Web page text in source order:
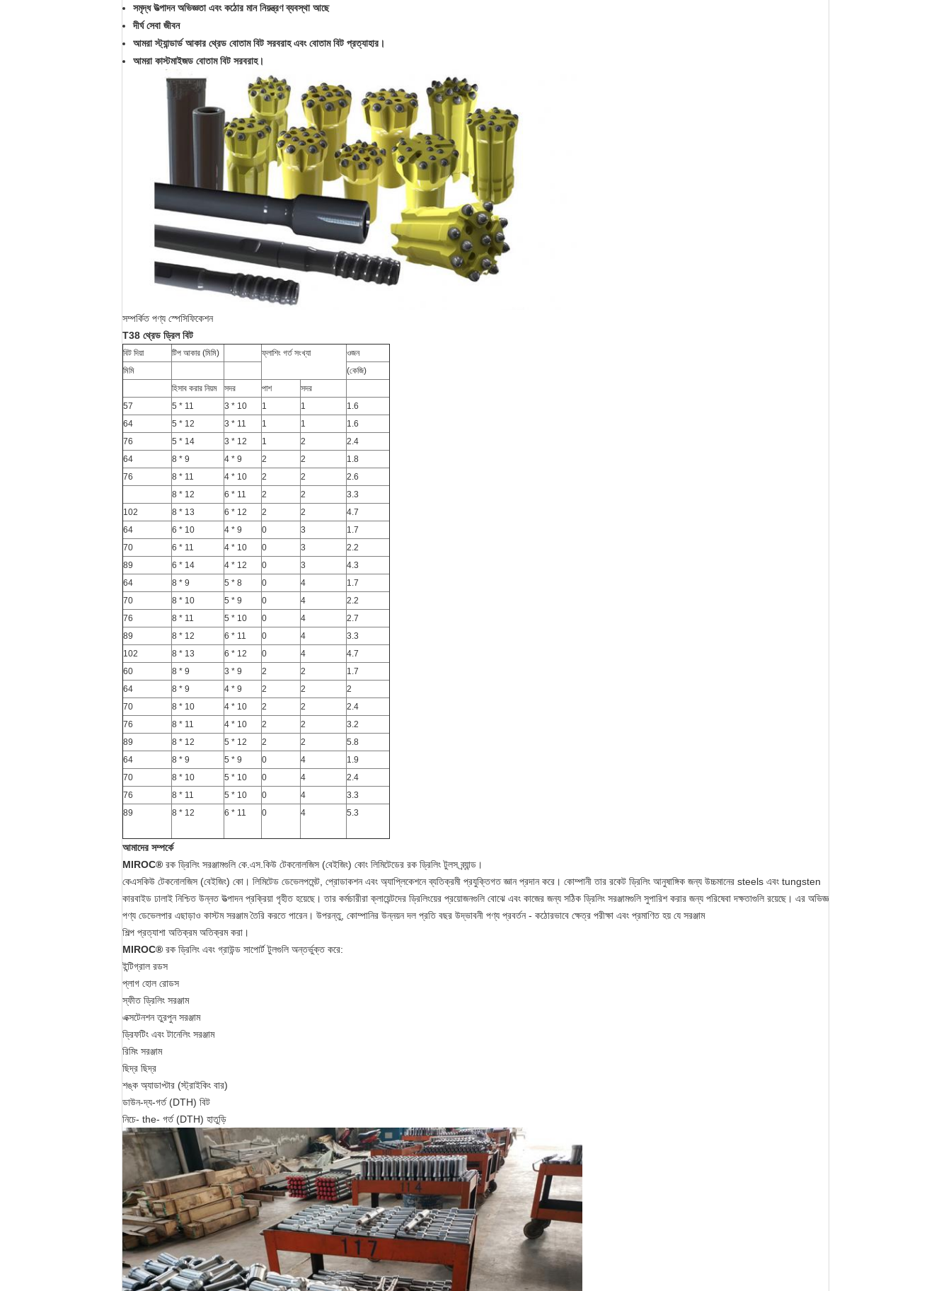
সমৃদ্ধ উত্পাদন অভিজ্ঞতা এবং কঠোর মান নিয়ন্ত্রণ ব্যবস্থা আছে
দীর্ঘ সেবা জীবন
আমরা স্ট্যান্ডার্ড আকার থ্রেড বোতাম বিট সরবরাহ এবং বোতাম বিট প্রত্যাহার।
আমরা কাস্টমাইজড বোতাম বিট সরবরাহ।
সম্পর্কিত পণ্য স্পেসিফিকেশন
T38 থ্রেড ড্রিল বিট
বিট দিয়া টিপ আকার (মিমি) ফ্লাশিং গর্ত সংখ্যা
ওজন
মিমি
(কেজি)
হিসাব করার নিয়ম
সদর পাশ
সদর
57
5 * 11 3 * 10 1 1
1.6
64
5 * 12 3 * 11 1 1
1.6
76
5 * 14 3 * 12 1 2
2.4
64
8 * 9 4 * 9 2 2
1.8
76
8 * 11 4 * 10 2 2
2.6
8 * 12
6 * 11 2 2
3.3
102
8 * 13 6 * 12 2 2
4.7
64
6 * 10 4 * 9 0 3
1.7
70
6 * 11 4 * 10 0 3
2.2
89
6 * 14 4 * 12 0 3
4.3
64
8 * 9 5 * 8 0 4
1.7
70
8 * 10 5 * 9 0 4
2.2
76
8 * 11 5 * 10 0 4
2.7
89
8 * 12 6 * 11 0 4
3.3
102
8 * 13 6 * 12 0 4
4.7
60
8 * 9 3 * 9 2 2
1.7
64
8 * 9 4 * 9 2 2
2
70
8 * 10 4 * 10 2 2
2.4
76
8 * 11 4 * 10 2 2
3.2
89
8 * 12 5 * 12 2 2
5.8
64
8 * 9 5 * 9 0 4
1.9
70
8 * 10 5 * 10 0 4
2.4
76
8 * 11 5 * 10 0 4
3.3
89
8 * 12 6 * 11 0 4 5.3
আমাদের সম্পর্কে
MIROC® রক ড্রিলিং সরঞ্জামগুলি কে.এস.কিউ টেকনোলজিস (বেইজিং) কোং লিমিটেডের রক ড্রিলিং টুলস ব্র্যান্ড।
কেএসকিউ টেকনোলজিস (বেইজিং) কো। লিমিটেড ডেভেলপমেন্ট, প্রোডাকশন এবং অ্যাপ্লিকেশনে ব্যতিক্রমী প্রযুক্তিগত জ্ঞান প্রদান করে। কোম্পানী তার রকেট ড্রিলিং আনুষাঙ্গিক জন্য উচ্চমানের steels এবং tungsten
কারবাইড ঢালাই নিশ্চিত উন্নত উত্পাদন প্রক্রিয়া গৃহীত হয়েছে। তার কর্মচারীরা ক্লায়েন্টদের ড্রিলিংয়ের প্রয়োজনগুলি বোঝে এবং কাজের জন্য সঠিক ড্রিলিং সরঞ্জামগুলি সুপারিশ করার জন্য পরিষেবা দক্ষতাগুলি রয়েছে। এর অভিজ্ঞ
পণ্য ডেভেলপার এছাড়াও কাস্টম সরঞ্জাম তৈরি করতে পারেন। উপরন্তু, কোম্পানির উন্নয়ন দল প্রতি বছর উদ্ভাবনী পণ্য প্রবর্তন - কঠোরভাবে ক্ষেত্র পরীক্ষা এবং প্রমাণিত হয় যে সরঞ্জাম
শিল্প প্রত্যাশা অতিক্রম অতিক্রম করা।
MIROC® রক ড্রিলিং এবং গ্রাউন্ড সাপোর্ট টুলগুলি অন্তর্ভুক্ত করে:
ইন্টিগ্রাল রডস
প্লাগ হোল রোডস
স্ফীত ড্রিলিং সরঞ্জাম
এক্সটেনশন তুরপুন সরঞ্জাম
ড্রিফটিং এবং টানেলিং সরঞ্জাম
রিমিং সরঞ্জাম
ছিদ্র ছিদ্র
শঙ্ক অ্যাডাপ্টার (স্ট্রাইকিং বার)
ডাউন-দ্য-গর্ত (DTH) বিট
নিচে- the- গর্ত (DTH) হাতুড়ি